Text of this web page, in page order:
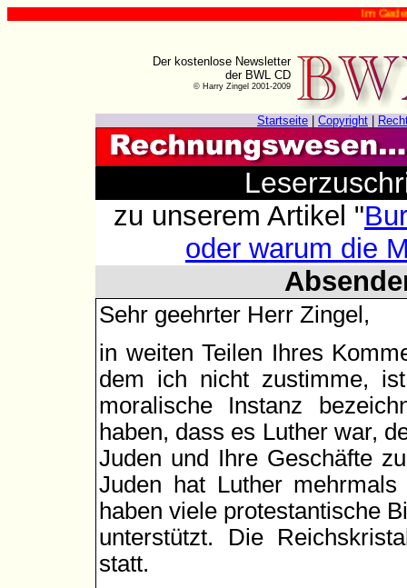
Im
Der kostenlose Newsletter
der BWL CD
© Harry Zingel 2001-2009
Startseite Copyright
zu unserem Artikel "
oder warum die
Sehr geehrter Herr Zingel,
in weiten Teilen Ihres
dem ich nicht zustimme,
moralische Instanz
haben, dass es Luther war,
Juden und Ihre Geschäfte
Juden hat Luther
haben viele protestantische
unterstützt. Die
statt.